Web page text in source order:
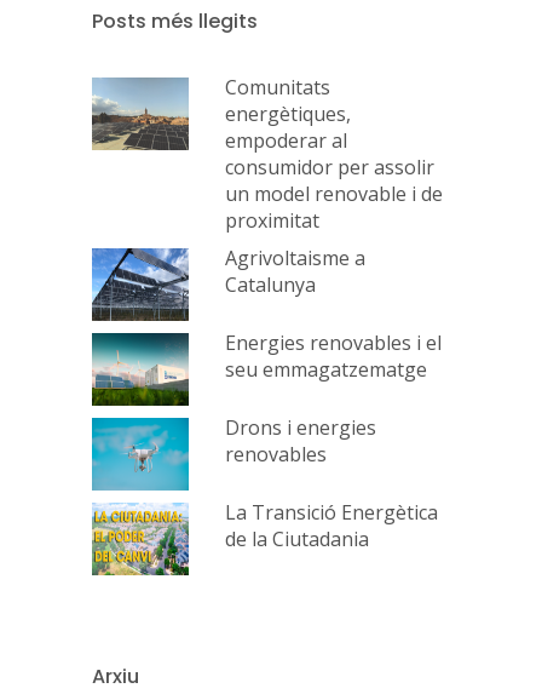
Posts més llegits
Comunitats
energètiques,
empoderar al
consumidor per assolir
un model renovable i de
proximitat
Agrivoltaisme a
Catalunya
Energies renovables i el
seu emmagatzematge
Drons i energies
renovables
La Transició Energètica
de la Ciutadania
Arxiu